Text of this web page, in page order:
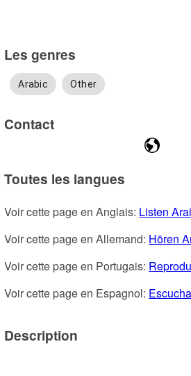
Les genres
Arabic Other
Contact
Toutes les langues
Voir cette page en Anglais: Listen
Voir cette page en Allemand: Hören
Voir cette page en Portugais:
Voir cette page en Espagnol:
Description